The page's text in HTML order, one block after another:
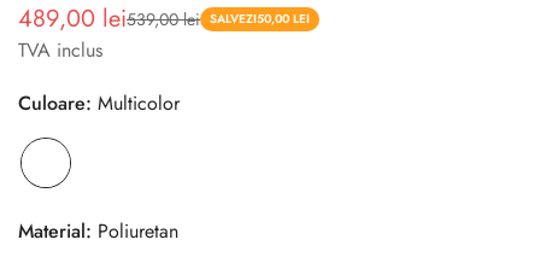
Pret
redus
489,00 lei
Pret 539,00 lei SALVEZI50,00 LEI
TVA inclus
Culoare: Multicolor
Material: Poliuretan